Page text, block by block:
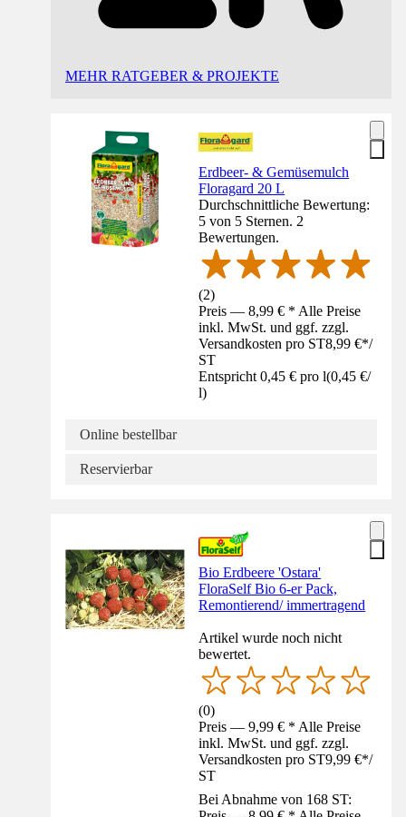
MEHR RATGEBER & PROJEKTE
Erdbeer- & Gemüsemulch
Floragard 20 L
Durchschnittliche Bewertung:
5 von 5 Sternen. 2
Bewertungen.
(2)
Preis — 8,99 € * Alle Preise
inkl. MwSt. und ggf. zzgl.
Versandkosten pro ST8,99 €*/
ST
Entspricht 0,45 € pro l(0,45 €/
l)
Online bestellbar
Reservierbar
Bio Erdbeere 'Ostara'
FloraSelf Bio 6-er Pack,
Remontierend/ immertragend
Artikel wurde noch nicht
bewertet.
(0)
Preis — 9,99 € * Alle Preise
inkl. MwSt. und ggf. zzgl.
Versandkosten pro ST9,99 €*/
ST
Bei Abnahme von 168 ST: